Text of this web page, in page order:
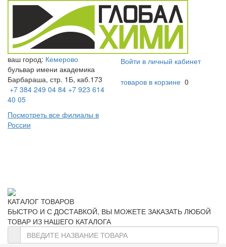
ваш город: Кемерово
бульвар имени академика
Барбараша, стр. 1Б, каб.173
+7 384 249 04 84 +7 923 614
40 05
Посмотреть все филиалы в
России
Войти в личный кабинет
товаров в корзине 0
КАТАЛОГ ТОВАРОВ
БЫСТРО И С ДОСТАВКОЙ, ВЫ МОЖЕТЕ ЗАКАЗАТЬ ЛЮБОЙ
ТОВАР ИЗ НАШЕГО КАТАЛОГА